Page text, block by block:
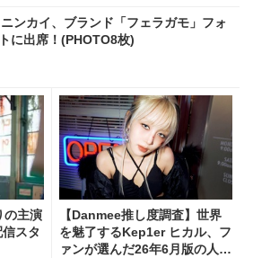
ンカイ、ブランド「フェラガモ」フォ
に出席！(PHOTO8枚)
の主演
スタ
【Danmee推し度調査】世界
を魅了するKep1er ヒカル、フ
ァンが選んだ26年6月版の人気